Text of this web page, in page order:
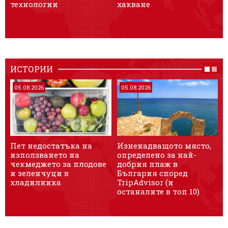
технологии
хакване
ИСТОРИИ
05.08.2026
Пет недостатъка на
използването на
чекмеджето за плодове
и зеленчуци в
хладилника
05.08.2026
Изненадващото място,
определено за най-
добрия плаж в
България според
TripAdvisor (и
останалите в топ 10)